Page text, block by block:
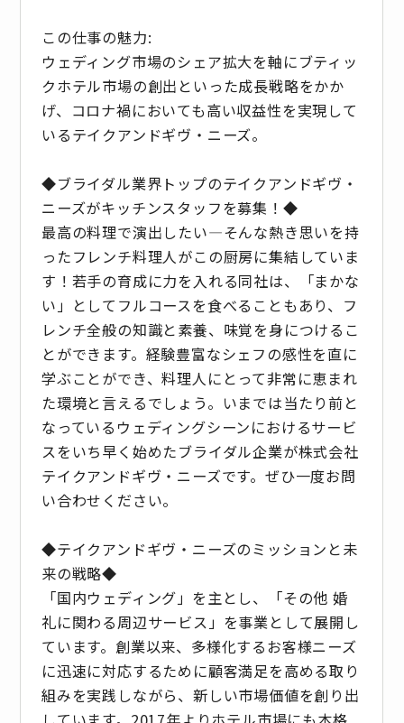
この仕事の魅力:
ウェディング市場のシェア拡大を軸にブティッ
クホテル市場の創出といった成長戦略をかか
げ、コロナ禍においても高い収益性を実現して
いるテイクアンドギヴ・ニーズ。
◆ブライダル業界トップのテイクアンドギヴ・
ニーズがキッチンスタッフを募集！◆
最高の料理で演出したい―そんな熱き思いを持
ったフレンチ料理人がこの厨房に集結していま
す！若手の育成に力を入れる同社は、「まかな
い」としてフルコースを食べることもあり、フ
レンチ全般の知識と素養、味覚を身につけるこ
とができます。経験豊富なシェフの感性を直に
学ぶことができ、料理人にとって非常に恵まれ
た環境と言えるでしょう。いまでは当たり前と
なっているウェディングシーンにおけるサービ
スをいち早く始めたブライダル企業が株式会社
テイクアンドギヴ・ニーズです。ぜひ一度お問
い合わせください。
◆テイクアンドギヴ・ニーズのミッションと未
来の戦略◆
「国内ウェディング」を主とし、「その他 婚
礼に関わる周辺サービス」を事業として展開し
ています。創業以来、多様化するお客様ニーズ
に迅速に対応するために顧客満足を高める取り
組みを実践しながら、新しい市場価値を創り出